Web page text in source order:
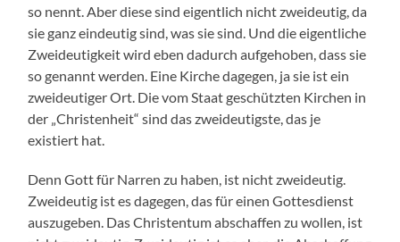
so nennt. Aber diese sind eigentlich nicht zweideutig, da
sie ganz eindeutig sind, was sie sind. Und die eigentliche
Zweideutigkeit wird eben dadurch aufgehoben, dass sie
so genannt werden. Eine Kirche dagegen, ja sie ist ein
zweideutiger Ort. Die vom Staat geschützten Kirchen in
der „Christenheit“ sind das zweideutigste, das je
existiert hat.
Denn Gott für Narren zu haben, ist nicht zweideutig.
Zweideutig ist es dagegen, das für einen Gottesdienst
auszugeben. Das Christentum abschaffen zu wollen, ist